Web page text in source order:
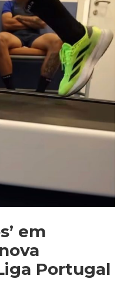
em
Portugal